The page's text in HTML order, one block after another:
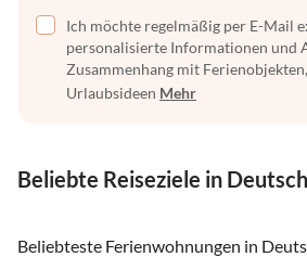
Ich möchte regelmäßig per E-Mail
personalisierte Informationen und
Zusammenhang mit
Urlaubsideen Mehr
Beliebte Reiseziele in
Beliebteste Ferienwohnungen in